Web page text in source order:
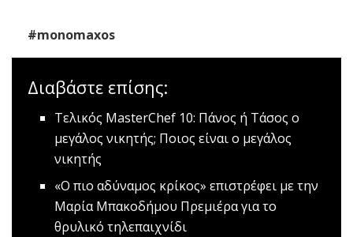
#monomaxos
Διαβάστε επίσης:
Tελικός MasterChef 10: Πάνος ή Τάσος ο
μεγάλος νικητής; Ποιος είναι ο μεγάλος
νικητής
«Ο πιο αδύναμος κρίκος» επιστρέφει με την
Μαρία Μπακοδήμου Πρεμιέρα για το
θρυλικό τηλεπαιχνίδι